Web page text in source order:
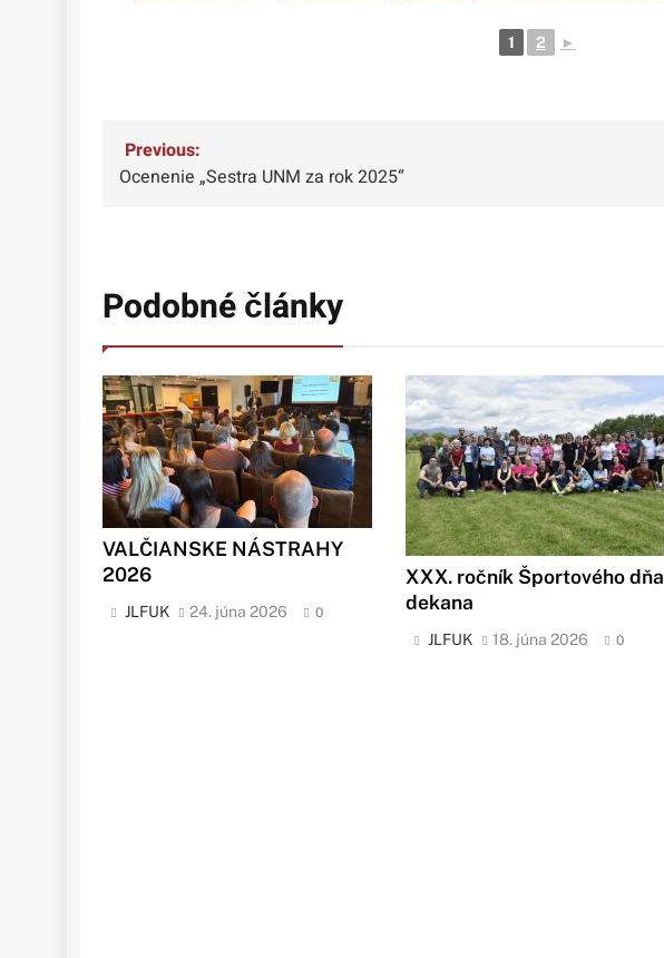
1 2 ►
Navigácia
v
Previous:
Ocenenie „Sestra UNM za rok 2025“
Podobné články
VALČIANSKE NÁSTRAHY
2026
JLFUK 24. júna 2026 0
XXX. ročník Športového dňa
dekana
JLFUK 18. júna 2026 0